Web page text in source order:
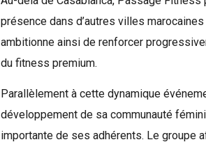
présence dans d’autres villes
ambitionne ainsi de renforcer
du fitness premium.
Parallèlement à cette dynamique
développement de sa communauté
importante de ses adhérents. Le groupe